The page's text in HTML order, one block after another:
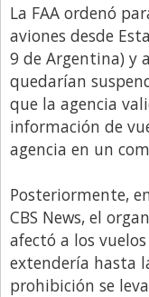
Gastronomia
Internacionales
La Opinión del
Legales
Libro de Quejas
Millonarios
Minuto
Negocios
La FAA ordenó
aviones desde
9 de Argentina) y
quedarían
que la agencia
información de
agencia en un
Posteriormente,
CBS News, el
afectó a los
extendería hasta
prohibición se